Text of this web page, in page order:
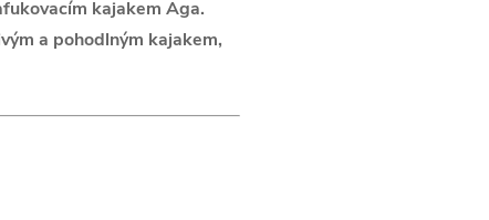
kajakem Aga.
a pohodlným kajakem,